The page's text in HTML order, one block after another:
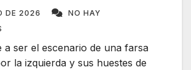
DE 2026
NO HAY
a ser el escenario de una farsa
la izquierda y sus huestes de